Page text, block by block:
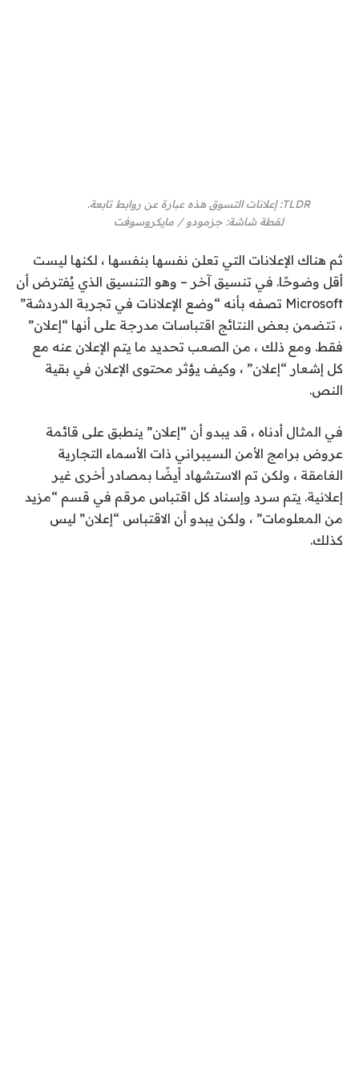
TLDR: إعلانات التسوق هذه عبارة عن روابط تابعة.
لقطة شاشة: جزمودو / مايكروسوفت
ثم هناك الإعلانات التي تعلن نفسها بنفسها ، لكنها ليست
أقل وضوحًا. في تنسيق آخر – وهو التنسيق الذي يُفترض أن
Microsoft تصفه بأنه “وضع الإعلانات في تجربة الدردشة”
، تتضمن بعض النتائج اقتباسات مدرجة على أنها “إعلان”
فقط. ومع ذلك ، من الصعب تحديد ما يتم الإعلان عنه مع
كل إشعار “إعلان” ، وكيف يؤثر محتوى الإعلان في بقية
النص.
في المثال أدناه ، قد يبدو أن “إعلان” ينطبق على قائمة
عروض برامج الأمن السيبراني ذات الأسماء التجارية
الغامقة ، ولكن تم الاستشهاد أيضًا بمصادر أخرى غير
إعلانية. يتم سرد وإسناد كل اقتباس مرقم في قسم “مزيد
من المعلومات” ، ولكن يبدو أن الاقتباس “إعلان” ليس
كذلك.